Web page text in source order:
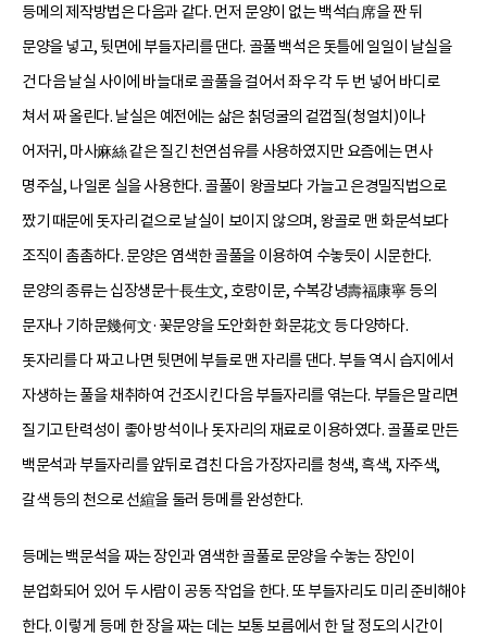
등메의 제작방법은 다음과 같다. 먼저 문양이 없는 백석白席을 짠 뒤
문양을 넣고, 뒷면에 부들자리를 댄다. 골풀 백석은 돗틀에 일일이 날실을
건 다음 날실 사이에 바늘대로 골풀을 걸어서 좌우 각 두 번 넣어 바디로
쳐서 짜 올린다. 날실은 예전에는 삶은 칡덩굴의 겉껍질(청얼치)이나
어저귀, 마사麻絲 같은 질긴 천연섬유를 사용하였지만 요즘에는 면사
명주실, 나일론 실을 사용한다. 골풀이 왕골보다 가늘고 은경밀직법으로
짰기 때문에 돗자리 겉으로 날실이 보이지 않으며, 왕골로 맨 화문석보다
조직이 촘촘하다. 문양은 염색한 골풀을 이용하여 수놓듯이 시문한다.
문양의 종류는 십장생문十長生文, 호랑이문, 수복강녕壽福康寧 등의
문자나 기하문幾何文·꽃문양을 도안화한 화문花文 등 다양하다.
돗자리를 다 짜고 나면 뒷면에 부들로 맨 자리를 댄다. 부들 역시 습지에서
자생하는 풀을 채취하여 건조시킨 다음 부들자리를 엮는다. 부들은 말리면
질기고 탄력성이 좋아 방석이나 돗자리의 재료로 이용하였다. 골풀로 만든
백문석과 부들자리를 앞뒤로 겹친 다음 가장자리를 청색, 흑색, 자주색,
갈색 등의 천으로 선縇을 둘러 등메를 완성한다.
등메는 백문석을 짜는 장인과 염색한 골풀로 문양을 수놓는 장인이
분업화되어 있어 두 사람이 공동 작업을 한다. 또 부들자리도 미리 준비해야
한다. 이렇게 등메 한 장을 짜는 데는 보통 보름에서 한 달 정도의 시간이